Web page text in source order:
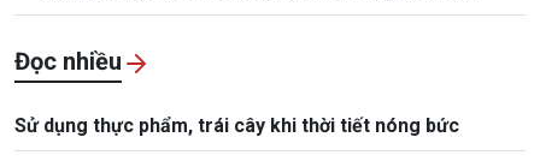
Đọc nhiều
Sử dụng thực phẩm, trái cây khi thời tiết nóng bức